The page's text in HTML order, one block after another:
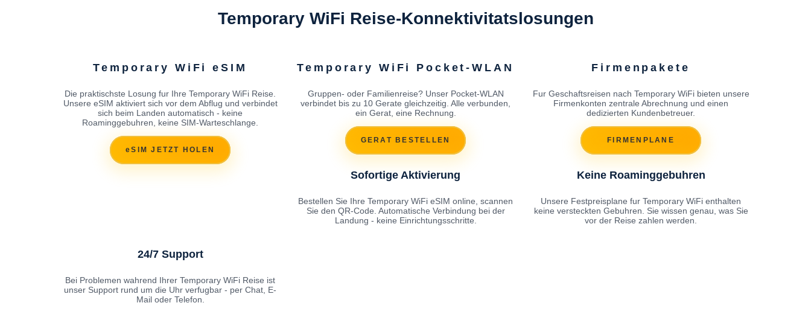
Temporary WiFi Reise-Konnektivitatslosungen
Temporary WiFi eSIM
Die praktischste Losung fur Ihre Temporary WiFi Reise.
Unsere eSIM aktiviert sich vor dem Abflug und verbindet
sich beim Landen automatisch - keine
Roaminggebuhren, keine SIM-Warteschlange.
eSIM JETZT HOLEN
Temporary WiFi Pocket-WLAN
Gruppen- oder Familienreise? Unser Pocket-WLAN
verbindet bis zu 10 Gerate gleichzeitig. Alle verbunden,
ein Gerat, eine Rechnung.
GERAT BESTELLEN
Firmenpakete
Fur Geschaftsreisen nach Temporary WiFi bieten unsere
Firmenkonten zentrale Abrechnung und einen
dedizierten Kundenbetreuer.
FIRMENPLANE
Sofortige Aktivierung
Bestellen Sie Ihre Temporary WiFi eSIM online, scannen
Sie den QR-Code. Automatische Verbindung bei der
Landung - keine Einrichtungsschritte.
Keine Roaminggebuhren
Unsere Festpreisplane fur Temporary WiFi enthalten
keine versteckten Gebuhren. Sie wissen genau, was Sie
vor der Reise zahlen werden.
24/7 Support
Bei Problemen wahrend Ihrer Temporary WiFi Reise ist
unser Support rund um die Uhr verfugbar - per Chat, E-
Mail oder Telefon.